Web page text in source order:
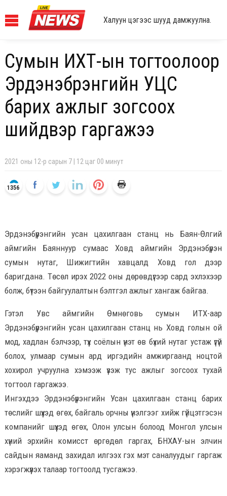
Халуун цэгээс шууд дамжуулна.
Сумын ИХТ-ын тогтоолоор
Эрдэнэбүрэнгийн УЦС
барих ажлыг зогсоох
шийдвэр гаргажээ
2021 оны 12-р сарын 7 | 12 цаг 00 минут
1356
Эрдэнэбүрэнгийн усан цахилгаан станц нь Баян-Өлгий
аймгийн Баяннуур сумаас Ховд аймгийн Эрдэнэбүрэн
сумын нутаг, Шижигтийн хавцалд Ховд гол дээр
баригдана. Төсөл ирэх 2022 оны дөрөвдүгээр сард эхлэхээр
болж, бүтээн байгуулалтын бэлтгэл ажлыг хангаж байгаа.
Гэтэл Увс аймгийн Өмнөговь сумын ИТХ-аар
Эрдэнэбүрэнгийн усан цахилгаан станц нь Ховд голын ой
мод, хадлан бэлчээр, түүх соёлын үнэт өв бүхий нутаг устаж үгүй
болох, улмаар сумын ард иргэдийн амжиргаанд ноцтой
хохирол учруулна хэмээж үзэж тус ажлыг зогсоох тухай
тогтоол гаргажээ.
Ингэхдээ Эрдэнэбүрэнгийн Усан цахилгаан станц барих
төслийг шүүхэд өгөх, байгаль орчны үнэлгээг хийж гүйцэтгэсэн
компанийг шүүхэд өгөх, Олон улсын болоод Монгол улсын
хүний эрхийн комисст өргөдөл гаргах, БНХАУ-ын элчин
сайдын яаманд захидал илгээх гэх мэт саналуудыг гаргаж
хэрэгжүүлэх талаар тогтоолд тусгажээ.